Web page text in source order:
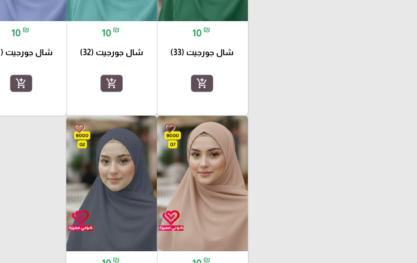
10 ₪
شال جورجيت (33)
add_shopping_cart
10 ₪
شال جورجيت (32)
add_shopping_cart
10 ₪
شال جورجيت (31)
add_shopping_cart
favorite_border
₪
favorite_border
₪